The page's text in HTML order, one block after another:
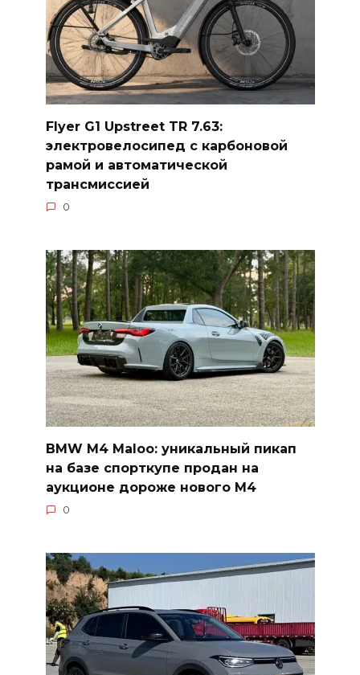
Flyer G1 Upstreet TR 7.63:
электровелосипед с карбоновой
рамой и автоматической
трансмиссией
0
BMW M4 Maloo: уникальный пикап
на базе спорткупе продан на
аукционе дороже нового M4
0